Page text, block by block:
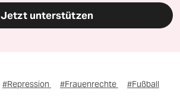
Jetzt unterstützen
#Repression #Frauenrechte #Fußball